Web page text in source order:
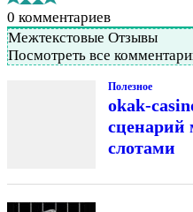
0 комментариев
Межтекстовые Отзывы
Посмотреть все
Полезное
okak-
сценарий
слотами